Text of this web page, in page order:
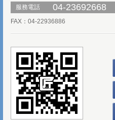
服務電話
04-23692668
FAX：04-22936886